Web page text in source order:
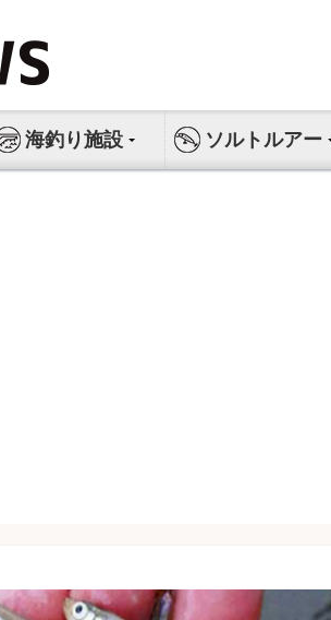
海釣り施設 ソルトルアー